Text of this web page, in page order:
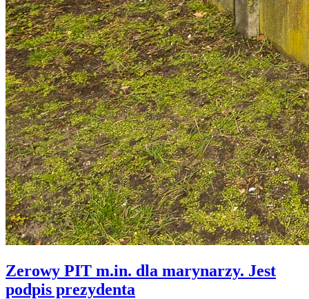
Zerowy PIT m.in. dla marynarzy. Jest
podpis prezydenta